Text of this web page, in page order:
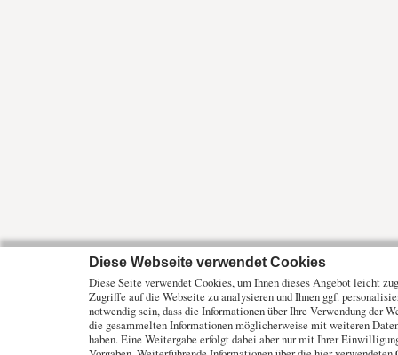
Diese Webseite verwendet Cookies
Diese Seite verwendet Cookies, um Ihnen dieses Angebot leicht
Zugriffe auf die Webseite zu analysieren und Ihnen ggf.
notwendig sein, dass die Informationen über Ihre Verwendung der
die gesammelten Informationen möglicherweise mit weiteren
haben. Eine Weitergabe erfolgt dabei aber nur mit Ihrer